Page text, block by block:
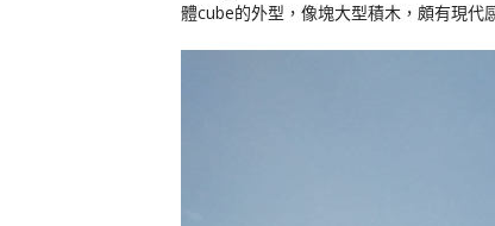
體cube的外型，像塊大型積木，頗有現代